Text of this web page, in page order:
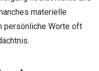
materielle
persönliche Worte oft